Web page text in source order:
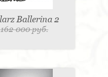
Ballerina 2
162 000 руб.